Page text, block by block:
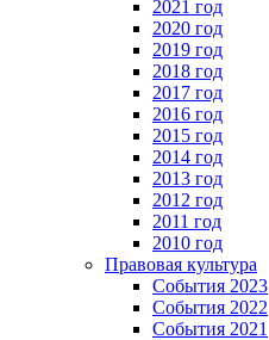
2021 год
2020 год
2019 год
2018 год
2017 год
2016 год
2015 год
2014 год
2013 год
2012 год
2011 год
2010 год
Правовая культура
События 2023
События 2022
События 2021